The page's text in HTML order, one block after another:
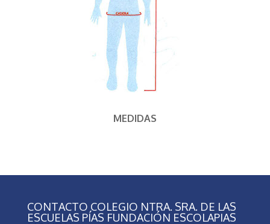
MEDIDAS
CONTACTO COLEGIO NTRA. SRA. DE LAS
ESCUELAS PÍAS FUNDACIÓN ESCOLAPIAS